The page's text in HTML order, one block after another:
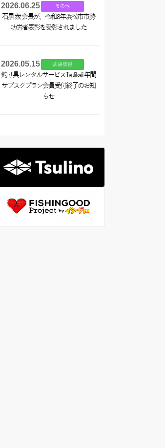
2026.06.25 その他
石黒 衆 会長が、令和8年浜松市市勢
功労者表彰を受彰されました
2026.05.15 店舗情報
釣り具レンタルサービスTsulikali 年間
サブスクプラン会員受付終了のお知
らせ